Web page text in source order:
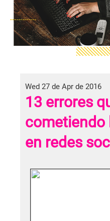
Wed 27 de Apr de 2016
13 errores
cometiendo
en redes